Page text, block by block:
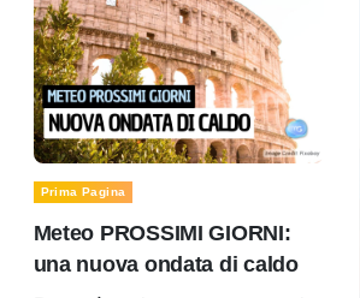
Prima Pagina
Meteo PROSSIMI GIORNI:
una nuova ondata di caldo